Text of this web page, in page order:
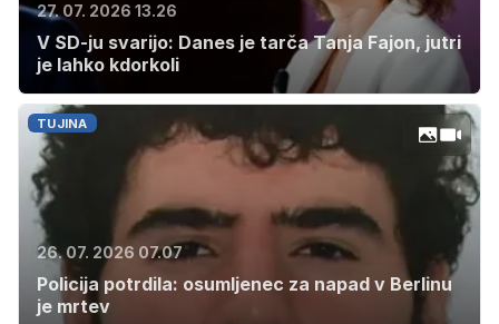
27. 07. 2026 13.26
V SD-ju svarijo: Danes je tarča Tanja Fajon, jutri
je lahko kdorkoli
TUJINA
26. 07. 2026 07.07
Policija potrdila: osumljenec za napad v Berlinu
je mrtev